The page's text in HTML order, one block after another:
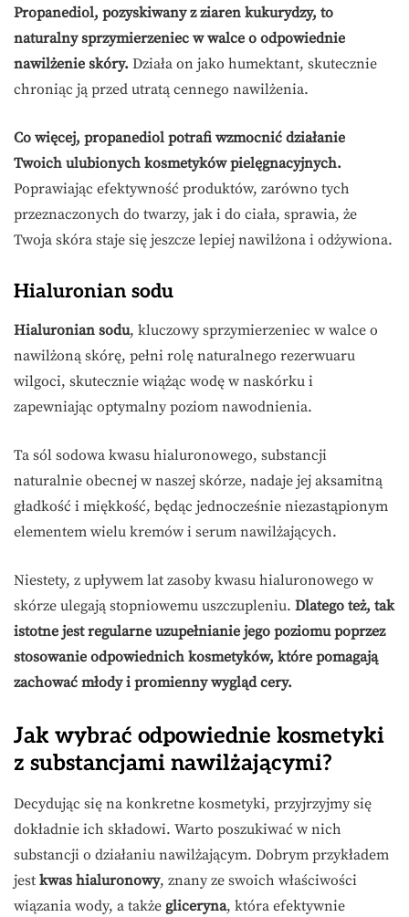
Propanediol, pozyskiwany z ziaren kukurydzy, to
naturalny sprzymierzeniec w walce o odpowiednie
nawilżenie skóry. Działa on jako humektant, skutecznie
chroniąc ją przed utratą cennego nawilżenia.
Co więcej, propanediol potrafi wzmocnić działanie
Twoich ulubionych kosmetyków pielęgnacyjnych.
Poprawiając efektywność produktów, zarówno tych
przeznaczonych do twarzy, jak i do ciała, sprawia, że
Twoja skóra staje się jeszcze lepiej nawilżona i odżywiona.
Hialuronian sodu
Hialuronian sodu, kluczowy sprzymierzeniec w walce o
nawilżoną skórę, pełni rolę naturalnego rezerwuaru
wilgoci, skutecznie wiążąc wodę w naskórku i
zapewniając optymalny poziom nawodnienia.
Ta sól sodowa kwasu hialuronowego, substancji
naturalnie obecnej w naszej skórze, nadaje jej aksamitną
gładkość i miękkość, będąc jednocześnie niezastąpionym
elementem wielu kremów i serum nawilżających.
Niestety, z upływem lat zasoby kwasu hialuronowego w
skórze ulegają stopniowemu uszczupleniu. Dlatego też, tak
istotne jest regularne uzupełnianie jego poziomu poprzez
stosowanie odpowiednich kosmetyków, które pomagają
zachować młody i promienny wygląd cery.
Jak wybrać odpowiednie kosmetyki
z substancjami nawilżającymi?
Decydując się na konkretne kosmetyki, przyjrzyjmy się
dokładnie ich składowi. Warto poszukiwać w nich
substancji o działaniu nawilżającym. Dobrym przykładem
jest kwas hialuronowy, znany ze swoich właściwości
wiązania wody, a także gliceryna, która efektywnie